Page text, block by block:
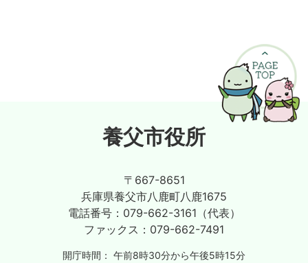
養父市役所
〒667-8651
兵庫県養父市八鹿町八鹿1675
電話番号： 079-662-3161（代表）
ファックス： 079-662-7491
開庁時間： 午前8時30分から午後5時15分